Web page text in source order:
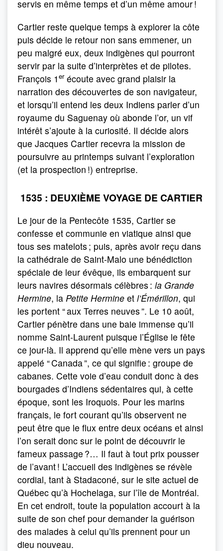
servis en même temps et d’un même amour !
Cartier reste quelque temps à explorer la côte
puis décide le retour non sans emmener, un
peu malgré eux, deux indigènes qui pourront
servir par la suite d’interprètes et de pilotes.
François 1 erécoute avec grand plaisir la
narration des découvertes de son navigateur,
et lorsqu’il entend les deux Indiens parler d’un
royaume du Saguenay où abonde l’or, un vif
intérêt s’ajoute à la curiosité. Il décide alors
que Jacques Cartier recevra la mission de
poursuivre au printemps suivant l’exploration
(et la prospection !) entreprise.
1535 : DEUXIÈME VOYAGE DE CARTIER
Le jour de la Pentecôte 1535, Cartier se
confesse et communie en viatique ainsi que
tous ses matelots ; puis, après avoir reçu dans
la cathédrale de Saint-Malo une bénédiction
spéciale de leur évêque, ils embarquent sur
leurs navires désormais célèbres : la Grande
Hermine, la Petite Hermine et l’Émérillon, qui
les portent “ aux Terres neuves ”. Le 10 août,
Cartier pénètre dans une baie immense qu’il
nomme Saint-Laurent puisque l’Église le fête
ce jour-là. Il apprend qu’elle mène vers un pays
appelé “ Canada ”, ce qui signifie : groupe de
cabanes. Cette voie d’eau conduit donc à des
bourgades d’Indiens sédentaires qui, à cette
époque, sont les Iroquois. Pour les marins
français, le fort courant qu’ils observent ne
peut être que le flux entre deux océans et ainsi
l’on serait donc sur le point de découvrir le
fameux passage ?… Il faut à tout prix pousser
de l’avant ! L’accueil des indigènes se révèle
cordial, tant à Stadaconé, sur le site actuel de
Québec qu’à Hochelaga, sur l’île de Montréal.
En cet endroit, toute la population accourt à la
suite de son chef pour demander la guérison
des malades à celui qu’ils prennent pour un
dieu nouveau.